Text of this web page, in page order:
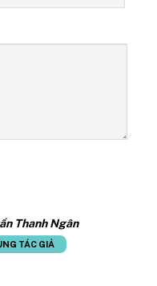
Thanh Ngân
TÁC GIẢ